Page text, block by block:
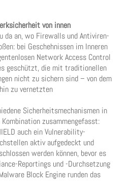
von innen
da an, wo Firewalls und Antiviren-
bei Geschehnissen im Inneren
Network Access Control
geschützt, die mit traditionellen
nicht zu sichern sind – von dem
zu vernetzten
Sicherheitsmechanismen in
zusammengefasst:
auch ein Vulnerability-
aktiv aufgedeckt und
werden können, bevor es
Reportings und -Durchsetzung
Block Engine runden das